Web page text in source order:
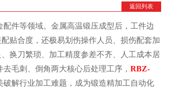
返回列表
件等领域。金属高温锻压成型后，工件边
贴合度，还极易划伤操作人员、损伤配套加
换刀繁琐、加工精度参差不齐、人工成本居
去毛刺、倒角两大核心后处理工序， RBZ-
解行业加工难题，成为锻造精加工自动化